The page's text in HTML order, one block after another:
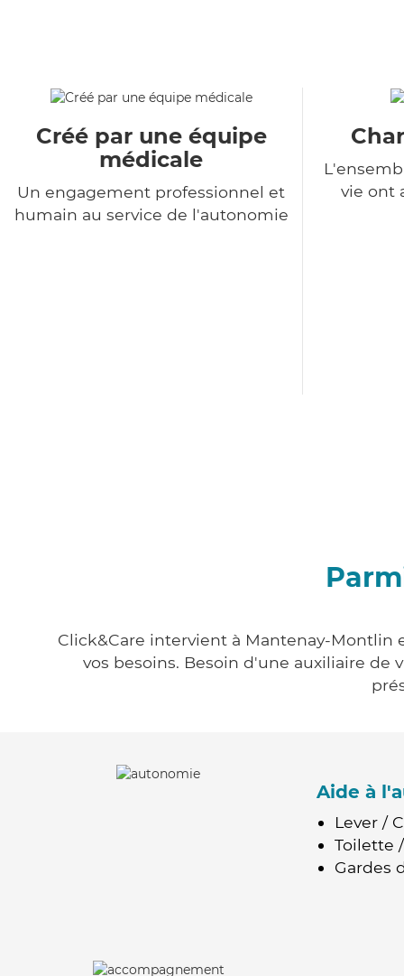
Créé par une équipe
médicale
Un engagement professionnel et
humain au service de l'autonomie
vie ont
Click&Care intervient à Mantenay-Montlin
vos besoins. Besoin d'une auxiliaire
Aide à
Lever /
Toilette
Gardes